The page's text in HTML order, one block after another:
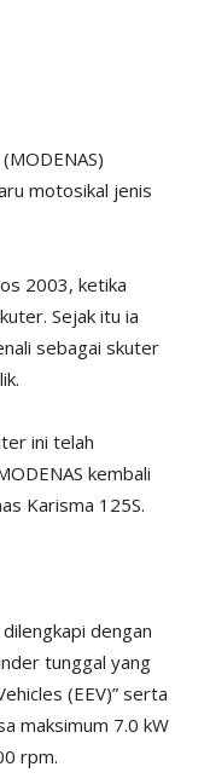
motosikal jenis
2003, ketika
Sejak itu ia
sebagai skuter
ini telah
kembali
Karisma 125S.
dengan
tunggal yang
(EEV)” serta
maksimum 7.0 kW
rpm.